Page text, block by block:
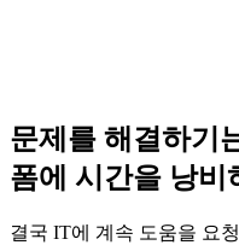
문제를 해결하기
폼에 시간을 낭비
결국 IT에 계속 도움을 요